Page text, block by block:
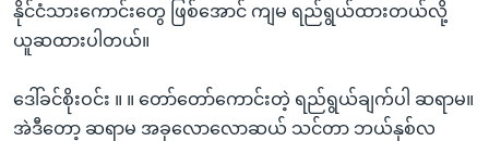
နိုင်ငံသားကောင်းတွေ ဖြစ်အောင် ကျမ ရည်ရွယ်ထားတယ်လို့
ယူဆထားပါတယ်။
ဒေါ်ခင်စိုးဝင်း ။ ။ တော်တော်ကောင်းတဲ့ ရည်ရွယ်ချက်ပါ ဆရာမ။
အဲဒီတော့ ဆရာမ အခုလောလောဆယ် သင်တာ ဘယ်နှစ်လ